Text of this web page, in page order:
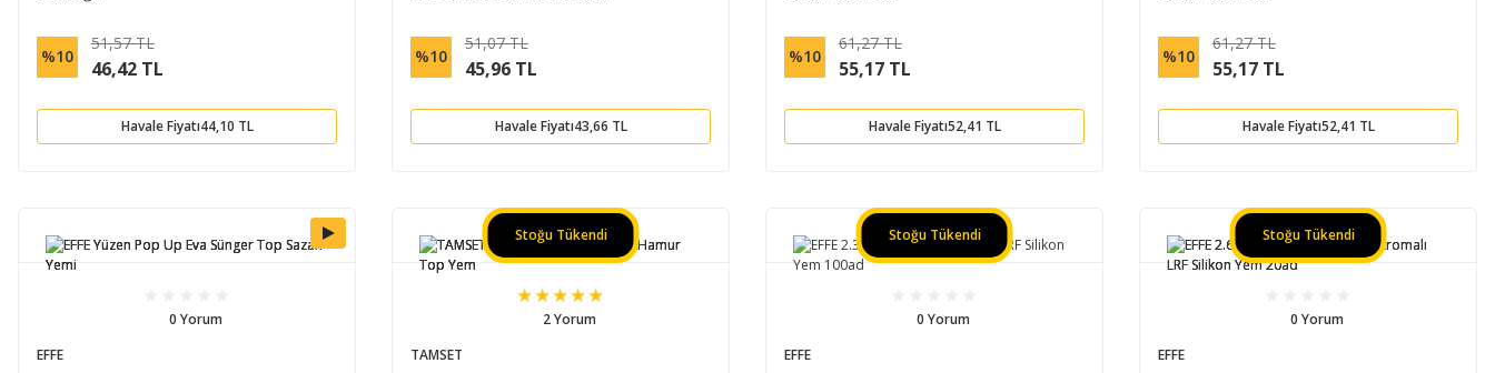
%10
51,57 TL
46,42 TL
Havale Fiyatı44,10 TL
%10
51,07 TL
45,96 TL
Havale Fiyatı43,66 TL
%10
61,27 TL
55,17 TL
Havale Fiyatı52,41 TL
%10
61,27 TL
55,17 TL
Havale Fiyatı52,41 TL
0 Yorum
EFFE
Stoğu Tükendi
2 Yorum
TAMSET
Stoğu Tükendi
0 Yorum
EFFE
Stoğu Tükendi
0 Yorum
EFFE